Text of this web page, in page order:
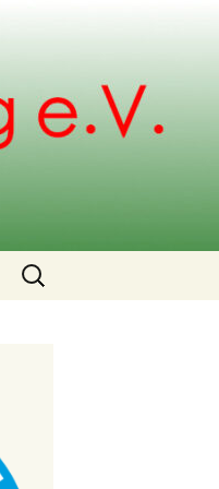
Suchen
nach: